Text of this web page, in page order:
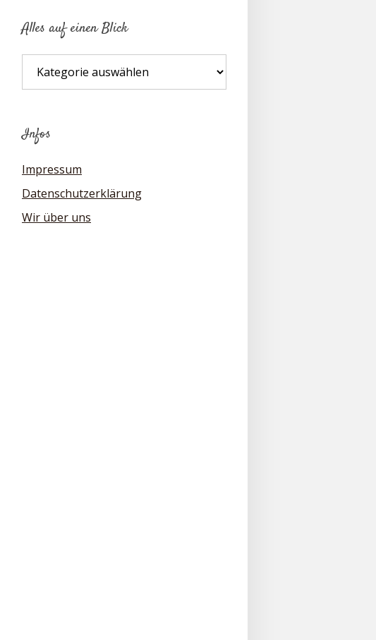
Alles auf einen Blick
auf
Infos
Impressum
Datenschutzerklärung
Wir über uns